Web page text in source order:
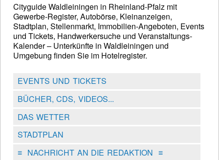
Cityguide Waldleiningen in Rheinland-Pfalz mit
Gewerbe-Register, Autobörse, Kleinanzeigen,
Stadtplan, Stellenmarkt, Immobilien-Angeboten, Events
und Tickets, Handwerkersuche und Veranstaltungs-
Kalender – Unterkünfte in Waldleiningen und
Umgebung finden Sie im Hotelregister.
EVENTS UND TICKETS
BÜCHER, CDS, VIDEOS...
DAS WETTER
STADTPLAN
≡NACHRICHT AN DIE REDAKTION ≡